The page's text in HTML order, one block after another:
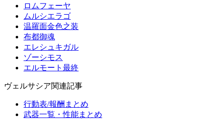
ロムフェーヤ
ムルシエラゴ
温羅面金色之装
布都御魂
エレシュキガル
ゾーシモス
エルモート最終
ヴェルサシア関連記事
行動表/報酬まとめ
武器一覧・性能まとめ